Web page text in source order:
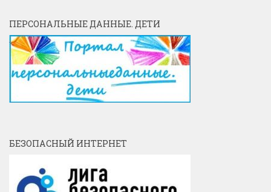
ПЕРСОНАЛЬНЫЕ ДАННЫЕ. ДЕТИ
БЕЗОПАСНЫЙ ИНТЕРНЕТ